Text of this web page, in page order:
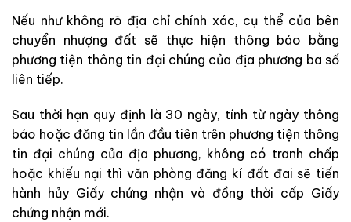
Nếu như không rõ địa chỉ chính xác, cụ thể của bên
chuyển nhượng đất sẽ thực hiện thông báo bằng
phương tiện thông tin đại chúng của địa phương ba số
liên tiếp.
Sau thời hạn quy định là 30 ngày, tính từ ngày thông
báo hoặc đăng tin lần đầu tiên trên phương tiện thông
tin đại chúng của địa phương, không có tranh chấp
hoặc khiếu nại thì văn phòng đăng kí đất đai sẽ tiến
hành hủy Giấy chứng nhận và đồng thời cấp Giấy
chứng nhận mới.